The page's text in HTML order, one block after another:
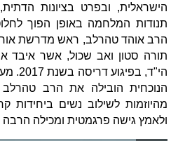
הישראלית, ובפרט בציונות
תנודות המלחמה באופן הפוך
הרב אוהד טהרלב, ראש מדרשת אור
תורה סטון ואב שכול, אשר איבד
הי"ד,
הנוכחית הובילה את הרב
מהיוזמות לשילוב נשים ביחידות
ולאמץ גישה פרגמטית ומכילה הרבה